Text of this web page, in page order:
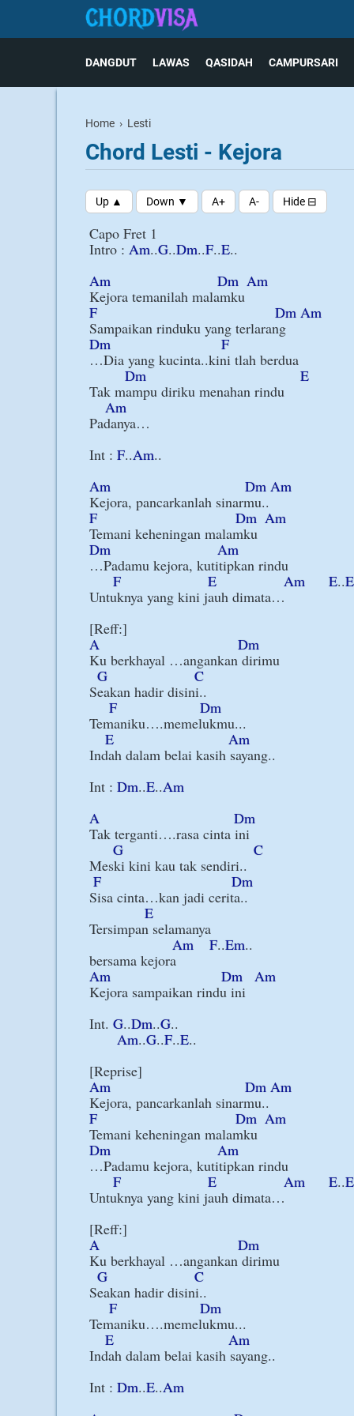
DANGDUT LAWAS QASIDAH CAMPURSARI
Home › Lesti
Chord Lesti - Kejora
Capo Fret 1
Intro : Am..G..Dm..F..E..
Am
Dm Am
F
Dm Am
Dm
F
…Dia yang kucinta..kini tlah berdua
Dm
E
Tak mampu diriku menahan rindu
Am
Padanya…
Int : F..Am..
Am
Dm Am
F
Dm Am
Dm
Am
…Padamu kejora, kutitipkan rindu
F
E Am E..
Untuknya yang kini jauh dimata…
A
Dm
Ku berkhayal …angankan dirimu
G
C
Seakan hadir disini..
F
Dm
Temaniku….memelukmu...
E
Am
Indah dalam belai kasih sayang..
Int : Dm..E..Am
A
Dm
Tak terganti….rasa cinta ini
G
C
Meski kini kau tak sendiri..
F
Dm
Sisa cinta…kan jadi cerita..
E
Tersimpan selamanya
Am
F..Em..
Am
Dm
Am
Kejora sampaikan rindu ini
Int. G..Dm..G..
Am..G..F..E..
Am
Dm Am
F
Dm Am
Dm
Am
…Padamu kejora, kutitipkan rindu
F
E Am E..
Untuknya yang kini jauh dimata…
A
Dm
Ku berkhayal …angankan dirimu
G
C
Seakan hadir disini..
F
Dm
Temaniku….memelukmu...
E
Am
Indah dalam belai kasih sayang..
Int : Dm..E..Am